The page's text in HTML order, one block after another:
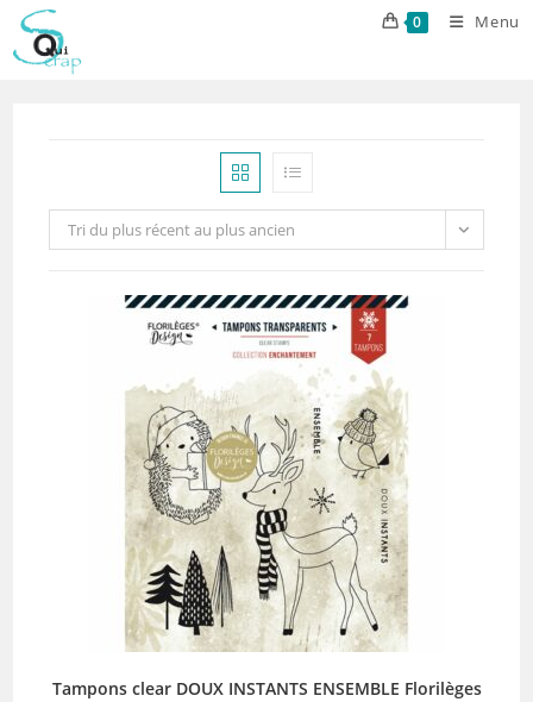
Skip
content
0 Menu
Tri du plus récent au plus ancien
Tampons clear DOUX INSTANTS ENSEMBLE Florilèges